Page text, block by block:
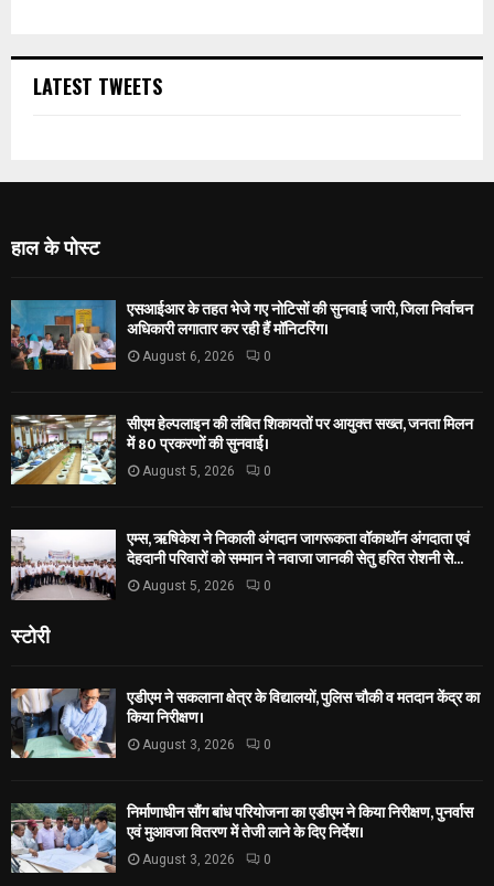
LATEST TWEETS
हाल के पोस्ट
एसआईआर के तहत भेजे गए नोटिसों की सुनवाई जारी, जिला निर्वाचन
अधिकारी लगातार कर रही हैं मॉनिटरिंग।
August 6, 2026 0
सीएम हेल्पलाइन की लंबित शिकायतों पर आयुक्त सख्त, जनता मिलन
में 80 प्रकरणों की सुनवाई।
August 5, 2026 0
एम्स, ऋषिकेश ने निकाली अंगदान जागरूकता वॉकाथॉन अंगदाता एवं
देहदानी परिवारों को सम्मान ने नवाजा जानकी सेतु हरित रोशनी से...
August 5, 2026 0
स्टोरी
एडीएम ने सकलाना क्षेत्र के विद्यालयों, पुलिस चौकी व मतदान केंद्र का
किया निरीक्षण।
August 3, 2026 0
निर्माणाधीन सौंग बांध परियोजना का एडीएम ने किया निरीक्षण, पुनर्वास
एवं मुआवजा वितरण में तेजी लाने के दिए निर्देश।
August 3, 2026 0